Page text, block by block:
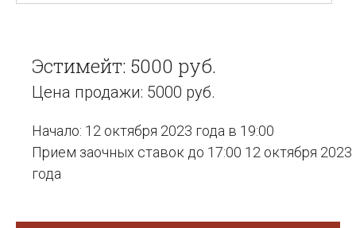
Эстимейт: 5000 руб.
Цена продажи: 5000 руб.
Начало: 12 октября 2023 года в 19:00
Прием заочных ставок до 17:00 12 октября 2023
года